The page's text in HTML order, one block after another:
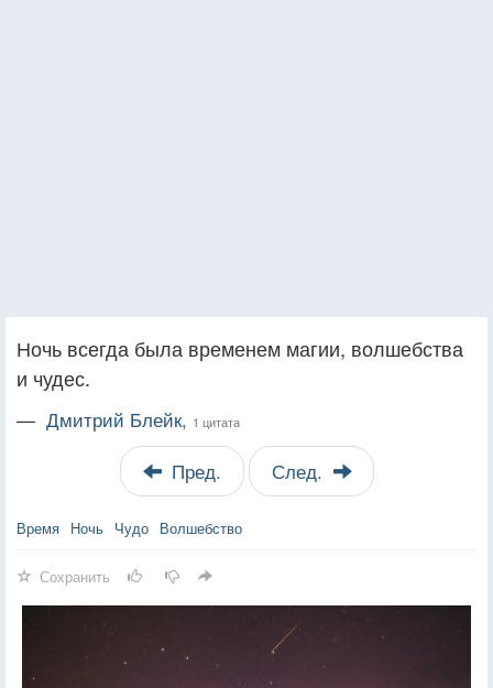
Ночь всегда была временем магии, волшебства
и чудес.
— Дмитрий Блейк, 1 цитата
Пред. След.
Время Ночь Чудо Волшебство
Сохранить